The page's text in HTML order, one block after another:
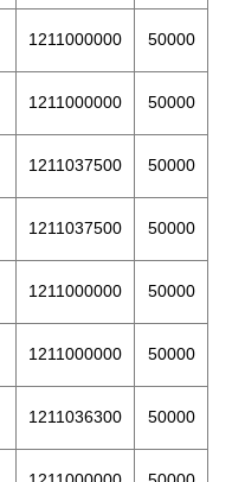
1211000000 50000
1211000000 50000
1211037500 50000
1211037500 50000
1211000000 50000
1211000000 50000
1211036300 50000